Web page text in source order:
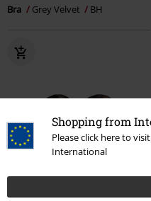
Shopping from
Please click here to
International
Bra Grey Velvet BH